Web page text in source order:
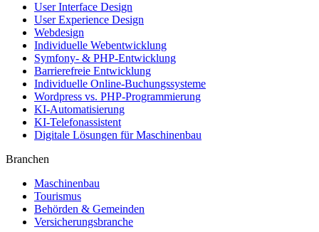
User Interface Design
User Experience Design
Webdesign
Individuelle Webentwicklung
Symfony- & PHP-Entwicklung
Barrierefreie Entwicklung
Individuelle Online-Buchungssysteme
Wordpress vs. PHP-Programmierung
KI-Automatisierung
KI-Telefonassistent
Digitale Lösungen für Maschinenbau
Branchen
Maschinenbau
Tourismus
Behörden & Gemeinden
Versicherungsbranche